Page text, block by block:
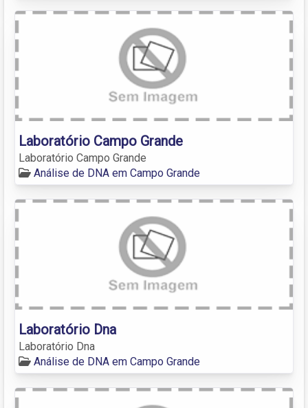
Laboratório Campo Grande
Laboratório Campo Grande
Análise de DNA em Campo Grande
Laboratório Dna
Laboratório Dna
Análise de DNA em Campo Grande